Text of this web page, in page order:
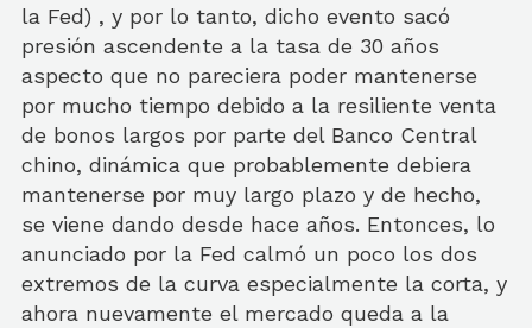
la Fed) , y por lo tanto, dicho evento sacó
presión ascendente a la tasa de 30 años
aspecto que no pareciera poder mantenerse
por mucho tiempo debido a la resiliente venta
de bonos largos por parte del Banco Central
chino, dinámica que probablemente debiera
mantenerse por muy largo plazo y de hecho,
se viene dando desde hace años. Entonces, lo
anunciado por la Fed calmó un poco los dos
extremos de la curva especialmente la corta, y
ahora nuevamente el mercado queda a la